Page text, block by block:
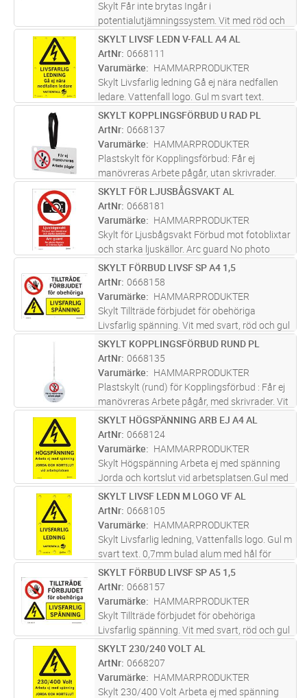
Skylt Får inte brytas Ingår i
potentialutjämningssystem. Vit med röd och
svart text. 0,7mm alum m hål för montage.
Sätts upp där det föreligger risk att
potentialutjämningssystem kan brytas.
Screent...läs mer
ST Lägg i kundvagn
SKYLT LIVSF LEDN V-FALL A4 AL
ArtNr 0668111
Varumärke
HAMMARPRODUKTER
Skylt Livsfarlig ledning Gå ej nära nedfallen
ledare. Vattenfall logo. Gul m svart text.
0,7mm alum. med hål för montage. Skylt för
stople till högspänningsledning upp till 100kV.
Placeras vanligtvis...läs mer
ST Lägg i kundvagn
SKYLT KOPPLINGSFÖRBUD U RAD PL
ArtNr 0668137
Varumärke
HAMMARPRODUKTER
Plastskylt för Kopplingsförbud: Får ej
manövreras Arbete pågår, utan skrivrader.
Inkl. kardborrebad. Vit med svart och röd text
på båda sidor. Tillfällig skylt vid frånkoppling
för arbete utan spänn...läs mer
ST Lägg i kundvagn
SKYLT FÖR LJUSBÅGSVAKT AL
ArtNr 0668181
Varumärke
HAMMARPRODUKTER
Skylt för Ljusbågsvakt Förbud mot fotoblixtar
och starka ljuskällor. Arc guard No photo
flashes or intense light. Vit med svart och röd
text. 0,7mm alum, med hål för
montage.Placeras där ljusbågsvakt...läs mer
ST Lägg i kundvagn
SKYLT FÖRBUD LIVSF SP A4 1,5
ArtNr 0668158
Varumärke
HAMMARPRODUKTER
Skylt Tillträde förbjudet för obehöriga
Livsfarlig spänning. Vit med svart, röd och gul
text, 1,5mm hörnrundad alum, med hål för
montage. Lämplig på plana och ojämna ytor
samt även till staket/grinda...läs mer
ST Lägg i kundvagn
SKYLT KOPPLINGSFÖRBUD RUND PL
ArtNr 0668135
Varumärke
HAMMARPRODUKTER
Plastskylt (rund) för Kopplingsförbud : Får ej
manövreras Arbete pågår, med skrivrader. Vit
med svart och röd text. Tillfällig skylt vid
frånkoppling för arbete utan spänning. Hål för
hänglås (14mm)...läs mer
ST Lägg i kundvagn
SKYLT HÖGSPÄNNING ARB EJ A4 AL
ArtNr 0668124
Varumärke
HAMMARPRODUKTER
Skylt Högspänning Arbeta ej med spänning
Jorda och kortslut vid arbetsplatsen.Gul med
svart text 0,7mm alum med hål för montage.
Används vid arbete med spänning.
ST Lägg i kundvagn
SKYLT LIVSF LEDN M LOGO VF AL
ArtNr 0668105
Varumärke
HAMMARPRODUKTER
Skylt Livsfarlig ledning, Vattenfalls logo. Gul m
svart text. 0,7mm bulad alum med hål för
montage. Skylt för stolpe till
högspänningsledning upp till 100kV Placeras
vanligtvis på ledningsstolpe. Sky...läs mer
ST Lägg i kundvagn
SKYLT FÖRBUD LIVSF SP A5 1,5
ArtNr 0668157
Varumärke
HAMMARPRODUKTER
Skylt Tillträde förbjudet för obehöriga
Livsfarlig spänning. Vit med svart, röd och gul
text. Hörnrundad 1,5 mm alum. med hål för
montage. Lämplig på plana och ojämna ytor
samt även till staket/grind...läs mer
ST Lägg i kundvagn
SKYLT 230/240 VOLT AL
ArtNr 0668207
Varumärke
HAMMARPRODUKTER
Skylt 230/400 Volt Arbeta ej med spänning